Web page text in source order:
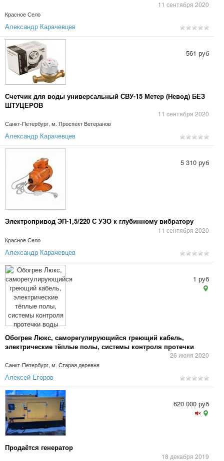
11 сентября 2020
Красное Село
Александр Карачевцев
Счетчик для воды универсальный СВУ-15 Метер (Невод) БЕЗ
ШТУЦЕРОВ
11 сентября 2020
Санкт-Петербург, м. Проспект Ветеранов
561 руб
Александр Карачевцев
Электропривод ЭП-1,5/220 С УЗО к глубинному вибратору
11 сентября 2020
Красное Село
5 310 руб
Александр Карачевцев
Обогрев Люкс, саморегулирующийся греющий кабель,
электрические тёплые полы, системы контроля протечки
26 июня 2020
Санкт-Петербург, м. Старая деревня
1 руб
Алексей Егоров
Продаётся генератор
18 декабря 2019
620 000 руб